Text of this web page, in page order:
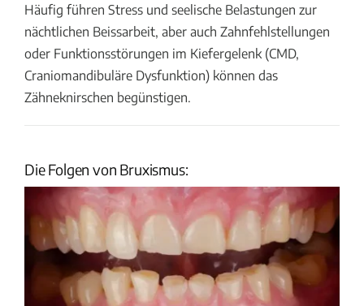
Häufig führen Stress und seelische Belastungen zur
nächtlichen Beissarbeit, aber auch Zahnfehlstellungen
oder Funktionsstörungen im Kiefergelenk (CMD,
Craniomandibuläre Dysfunktion) können das
Zähneknirschen begünstigen.
Die Folgen von Bruxismus: